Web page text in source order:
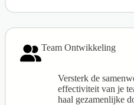
Team Ontwikkeling
Versterk de
effectiviteit van je
haal gezamenlijke